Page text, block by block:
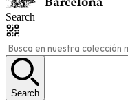
Search
Search